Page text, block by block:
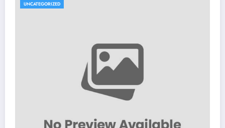
UNCATEGORIZED